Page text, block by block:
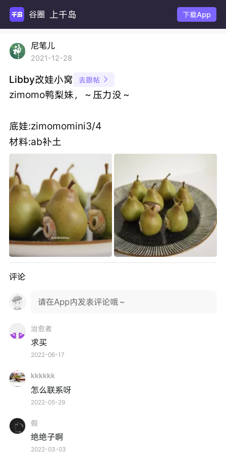
谷圈 上千岛 下载App
尼笔儿
2021-12-28
Libby改娃小窝 去跟帖 
zimomo鸭梨妹，～压力没～
底娃:zimomomini3/4
材料:ab补土
评论
请在App内发表评论哦～
治愈者
求买
2022-06-17
kkkkkk
怎么联系呀
2022-05-29
假
绝绝子啊
2022-03-03